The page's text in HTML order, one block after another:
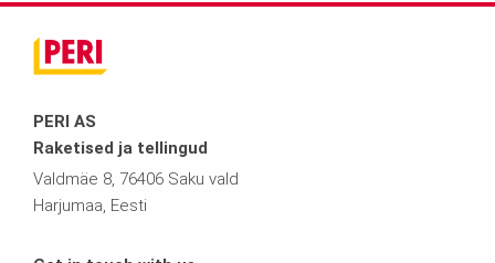
PERI AS
Raketised ja tellingud
Valdmäe 8, 76406 Saku vald
Harjumaa, Eesti